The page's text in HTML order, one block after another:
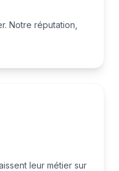
Notre réputation,
leur métier sur